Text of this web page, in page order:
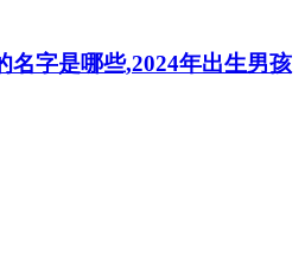
名字是哪些,2024年出生男孩